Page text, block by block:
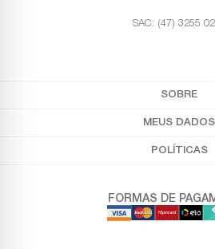
SAC: (47) 3255
SOBRE
MEUS DADOS
POLÍTICAS
FORMAS DE